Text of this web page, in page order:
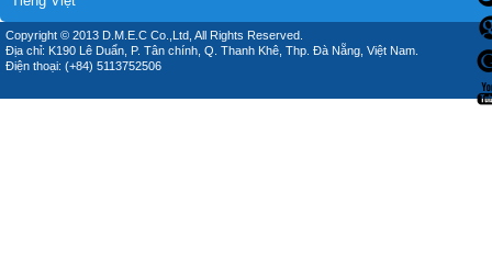
Copyright © 2013 D.M.E.C Co.,Ltd, All Rights Reserved.
Địa chỉ: K190 Lê Duẩn, P. Tân chính, Q. Thanh Khê, Thp. Đà Nẵng, Việt Nam.
Điện thoại: (+84) 5113752506